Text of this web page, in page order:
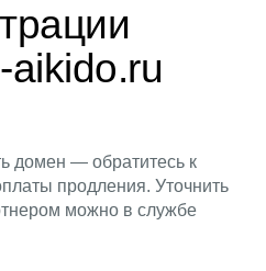
домен — обратитесь к
продления. Уточнить
можно в службе